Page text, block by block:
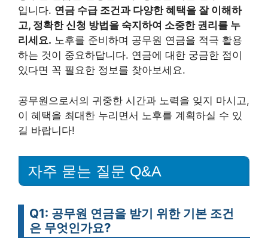
입니다. 연금 수급 조건과 다양한 혜택을 잘 이해하
고, 정확한 신청 방법을 숙지하여 소중한 권리를 누
리세요. 노후를 준비하며 공무원 연금을 적극 활용
하는 것이 중요하답니다. 연금에 대한 궁금한 점이
있다면 꼭 필요한 정보를 찾아보세요.
공무원으로서의 귀중한 시간과 노력을 잊지 마시고,
이 혜택을 최대한 누리면서 노후를 계획하실 수 있
길 바랍니다!
자주 묻는 질문 Q&A
Q1: 공무원 연금을 받기 위한 기본 조건
은 무엇인가요?